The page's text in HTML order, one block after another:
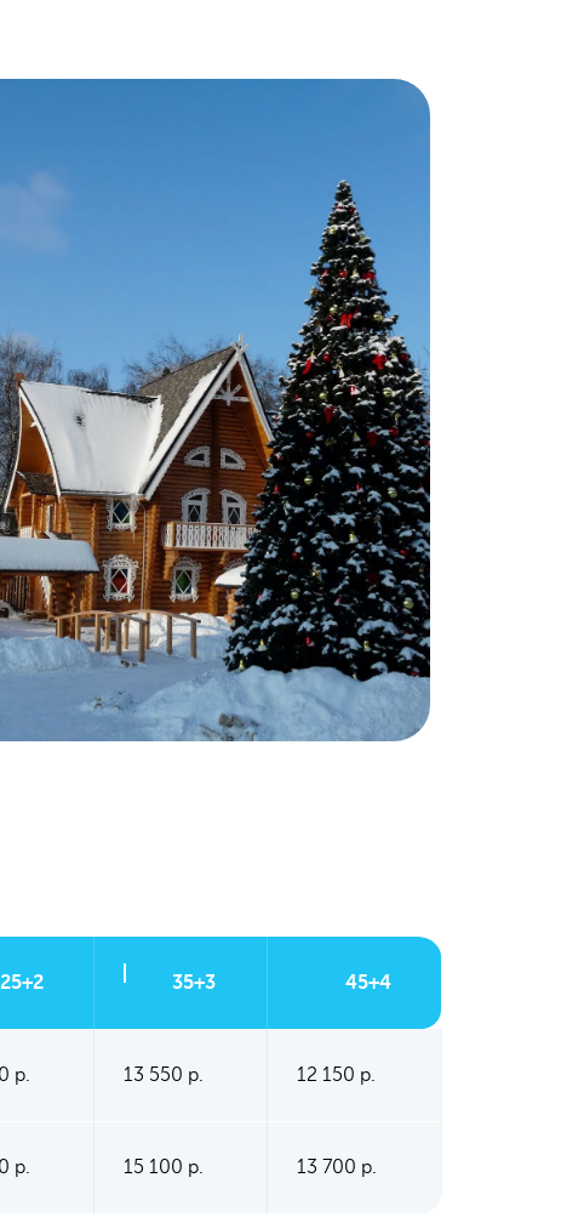
25+2 35+3 45+4
р. 13 550 р. 12 150 р.
р. 15 100 р. 13 700 р.